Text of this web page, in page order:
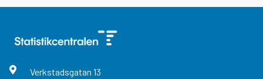
Verkstadsgatan 13